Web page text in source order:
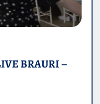
BRAURI –